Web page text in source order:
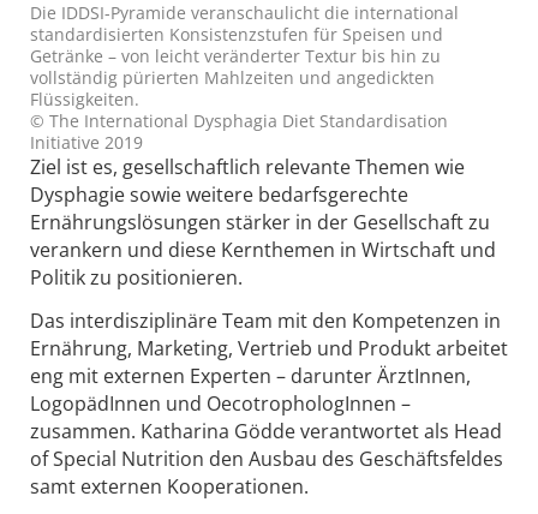
Die IDDSI-Pyramide veranschaulicht die international
standardisierten Konsistenzstufen für Speisen und
Getränke – von leicht veränderter Textur bis hin zu
vollständig pürierten Mahlzeiten und angedickten
Flüssigkeiten.
© The International Dysphagia Diet Standardisation
Initiative 2019
Ziel ist es, gesellschaftlich relevante Themen wie
Dysphagie sowie weitere bedarfsgerechte
Ernährungslösungen stärker in der Gesellschaft zu
verankern und diese Kernthemen in Wirtschaft und
Politik zu positionieren.
Das interdisziplinäre Team mit den Kompetenzen in
Ernährung, Marketing, Vertrieb und Produkt arbeitet
eng mit externen Experten – darunter ÄrztInnen,
LogopädInnen und OecotrophologInnen –
zusammen. Katharina Gödde verantwortet als Head
of Special Nutrition den Ausbau des Geschäftsfeldes
samt externen Kooperationen.